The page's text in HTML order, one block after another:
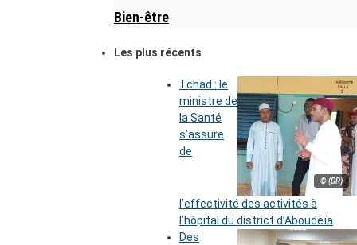
Bien-être
Les plus récents
© (DR)
Tchad : le
ministre de
la Santé
s’assure
de
l’effectivité des activités à
l’hôpital du district d’Aboudeïa
Des